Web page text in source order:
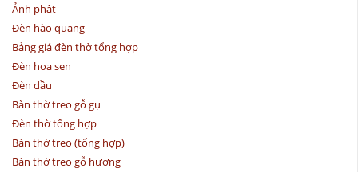
Ảnh phật
Đèn hào quang
Bảng giá đèn thờ tổng hợp
Đèn hoa sen
Đèn dầu
Bàn thờ treo gỗ gụ
Đèn thờ tổng hợp
Bàn thờ treo (tổng hợp)
Bàn thờ treo gỗ hương